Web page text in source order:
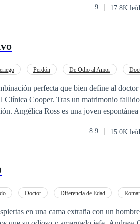
Muy pronto Ivana detecta en él algo
9 17.8K
Perdón De Odio al Amor
perfecta que bien define al
Clínica Cooper. Tras un matrimonio
Angélica Ross es una joven
un trabajo como asistente del doctor más
soñadora. ¿Qué se puede esperar de
8.9 15.0K
Doctor Diferencia de Edad
en una cama extraña con un